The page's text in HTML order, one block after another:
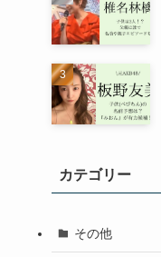
カテゴリー
その他